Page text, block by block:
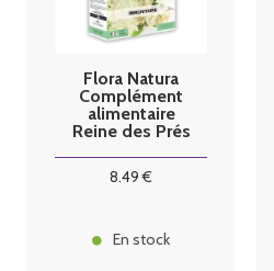
Flora Natura
Complément
alimentaire
Reine des Prés
8.49 €
En stock